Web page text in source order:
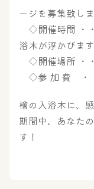
大浴場
屋内レジャープ
奈良わんぱくラン
はしゃきっズ
ージを募集致しま
◇開催時間 ・
浴木が浮かびま
◇開催場所 ・
◇参 加 費 ・・
檜の入浴木に、
期間中、あなた
す！